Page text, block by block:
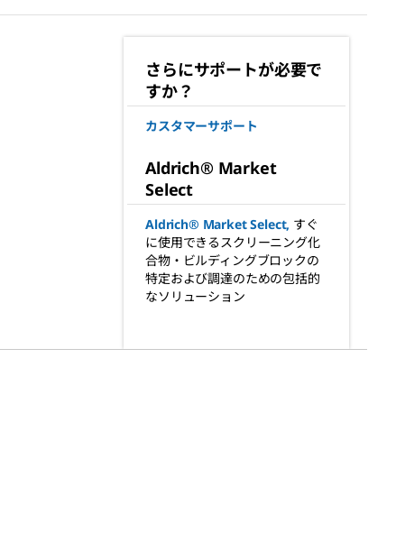
さらにサポートが必要で
すか？
カスタマーサポート
Aldrich® Market
Select
Aldrich® Market Select, すぐ
に使用できるスクリーニング化
合物・ビルディングブロックの
特定および調達のための包括的
なソリューション